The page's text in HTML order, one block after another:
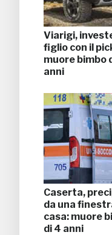
Viarigi,
figlio con il
muore bimbo
anni
Caserta,
da una
casa: muore
di 4 anni